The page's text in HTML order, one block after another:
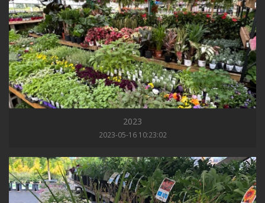
2023
2023-05-16 10:23:02